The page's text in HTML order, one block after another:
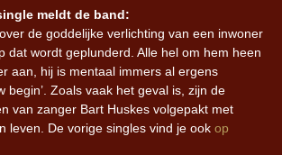
meldt de band:
de goddelijke verlichting van een inwoner
dat wordt geplunderd. Alle hel om hem heen
aan, hij is mentaal immers al ergens
begin’. Zoals vaak het geval is, zijn de
van zanger Bart Huskes volgepakt met
leven. De vorige singles vind je ook op